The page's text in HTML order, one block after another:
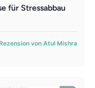
für Stressabbau
von Atul Mishra